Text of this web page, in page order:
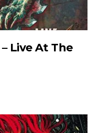
– Live At The